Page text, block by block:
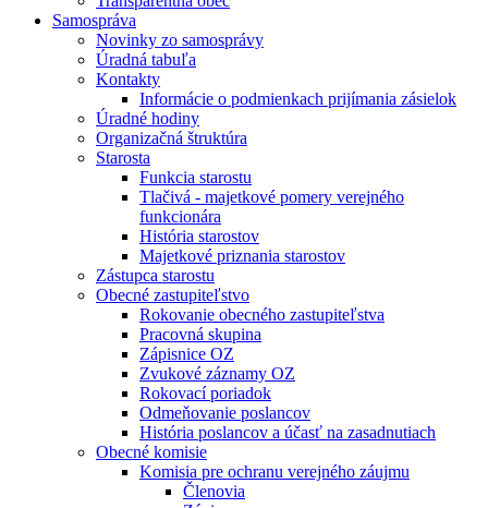
Samospráva
Novinky zo samosprávy
Úradná tabuľa
Kontakty
Informácie o podmienkach prijímania zásielok
Úradné hodiny
Organizačná štruktúra
Starosta
Funkcia starostu
Tlačivá - majetkové pomery verejného
funkcionára
História starostov
Majetkové priznania starostov
Zástupca starostu
Obecné zastupiteľstvo
Rokovanie obecného zastupiteľstva
Pracovná skupina
Zápisnice OZ
Zvukové záznamy OZ
Rokovací poriadok
Odmeňovanie poslancov
História poslancov a účasť na zasadnutiach
Obecné komisie
Komisia pre ochranu verejného záujmu
Členovia